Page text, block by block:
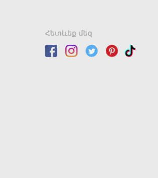
Հետևեք մեզ